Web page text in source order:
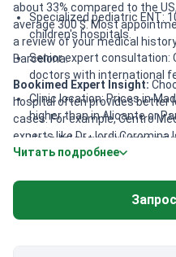
about 33% compared to the
average 300 $. Most
a review of your medical
Barcelona.
Specialized pediatric ENT:
children's hospitals.
Senior expert consultation:
doctors with international
Clinic location: Prices in
higher than in Alicante or
Hospital network: Large
offer flat rates across
Bookimed Expert Insight:
hospital often provides better
cases. For example, Centro
experts like Dr. Jordi Coromina
surgery for ENT care in Spain
treatments such as PRP
visits start low, these top-tier
diagnostic tools on-site.
Читать подробнее